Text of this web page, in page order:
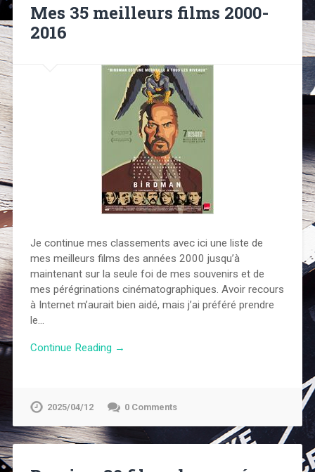
Mes 35 meilleurs films 2000-
2016
Je continue mes classements avec ici une liste de
mes meilleurs films des années 2000 jusqu’à
maintenant sur la seule foi de mes souvenirs et de
mes pérégrinations cinématographiques. Avoir recours
à Internet m’aurait bien aidé, mais j’ai préféré prendre
le…
Continue Reading →
2025/04/12 0 Comments